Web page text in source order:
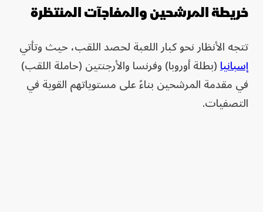
خريطة المرشحين والمفاجآت المنتظرة
تتجه الأنظار نحو كبار اللعبة لحصد اللقب، حيث وتأتي
إسبانيا(بطلة أوروبا) وفرنسا والأرجنتين (حاملة اللقب)
في مقدمة المرشحين بناءً على مستوياتهم القوية في
التصفيات.